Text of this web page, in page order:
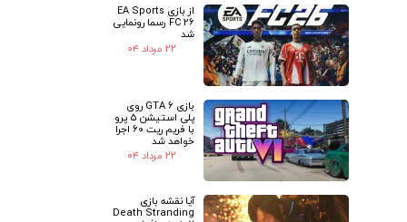
از بازی EA Sports
FC 26 رسما رونمایی
شد
۲۲ مرداد ۰۴
بازی GTA 6 روی
پلی استیشن 5 پرو
با فریم ریت 60 اجرا
خواهد شد
۲۲ مرداد ۰۴
آیا نقشه بازی
Death Stranding